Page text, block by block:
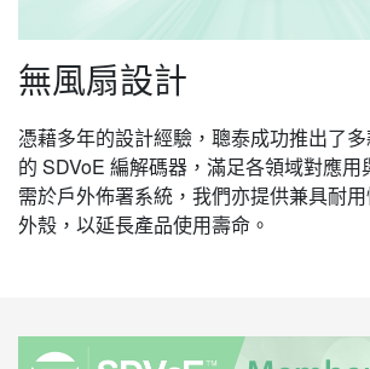
無風扇設計
憑藉多年的設計經驗，聰泰成功推出了
的 SDVoE 編解碼器，滿足各領域對應
需於戶外佈署系統，我們亦提供兼具耐
外殼，以延長產品使用壽命。